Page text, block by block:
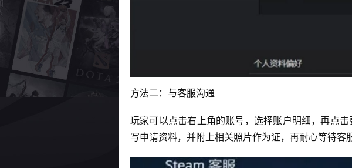
方法二：与客服沟通
玩家可以点击右上角的账号，选择账户明细，再点
写申请资料，并附上相关照片作为证，再耐心等待客